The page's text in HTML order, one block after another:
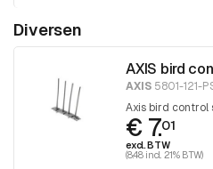
Diversen
AXIS bird
AXIS 5801-121-
Axis bird control
€ 7.01
excl. BTW
(8.48 incl. 21% BTW)